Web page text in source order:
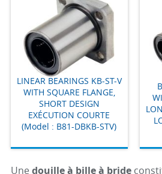
LINEAR BEARINGS KB-ST-V
WITH SQUARE FLANGE,
SHORT DESIGN
EXÉCUTION COURTE
(Model : B81-DBKB-STV)
Une douille à bille à bride